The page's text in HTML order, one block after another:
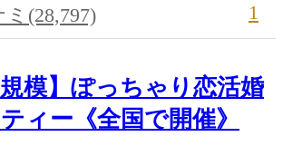
ミ(28,797)
1
規模】ぽっちゃり恋活婚
ィー《全国で開催》